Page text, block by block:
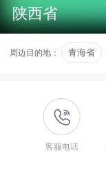
陕西省
周边目的地： 青海省
客服电话